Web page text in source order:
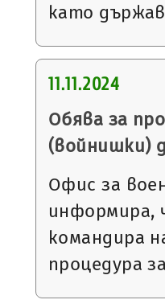
като
11.11.2024
Обява за
(войнишки)
Офис за
информира,
командира
процедура